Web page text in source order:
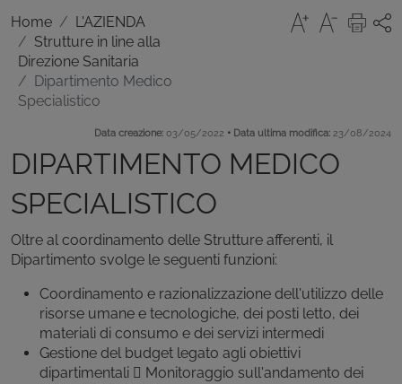
Home
L'AZIENDA
Strutture in line alla
Direzione Sanitaria
Dipartimento Medico
Specialistico
Data creazione: 03/05/2022 • Data ultima modifica: 23/08/2024
DIPARTIMENTO MEDICO
SPECIALISTICO
Oltre al coordinamento delle Strutture afferenti, il
Dipartimento svolge le seguenti funzioni:
Coordinamento e razionalizzazione dell'utilizzo delle
risorse umane e tecnologiche, dei posti letto, dei
materiali di consumo e dei servizi intermedi
Gestione del budget legato agli obiettivi
dipartimentali  Monitoraggio sull'andamento dei